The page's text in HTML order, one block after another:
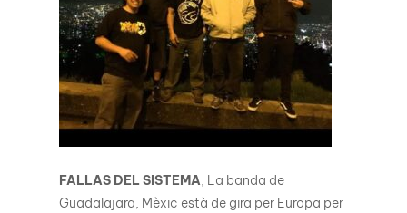
FALLAS DEL SISTEMA, La banda de
Guadalajara, Mèxic està de gira per Europa per